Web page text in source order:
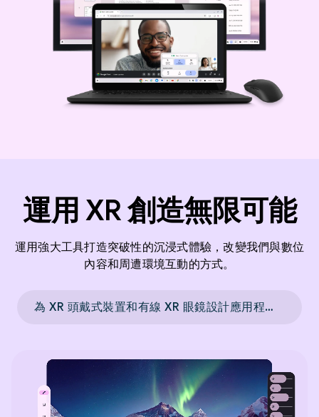
運用 XR 創造無限可能
運用強大工具打造突破性的沉浸式體驗，改變我們與數位
內容和周遭環境互動的方式。
為 XR 頭戴式裝置和有線 XR 眼鏡設計應用程式 →